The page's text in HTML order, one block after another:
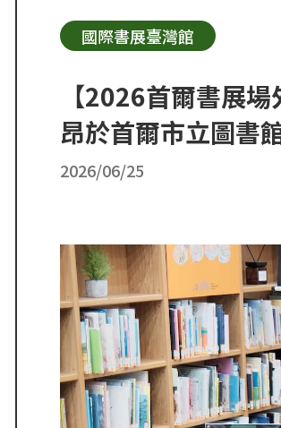
國際書展臺灣館
【2026首爾書展
昂於首爾市立圖書
2026/06/25